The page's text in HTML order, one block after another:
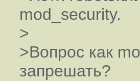
mod_security.
>
>Вопрос как
запрешать?